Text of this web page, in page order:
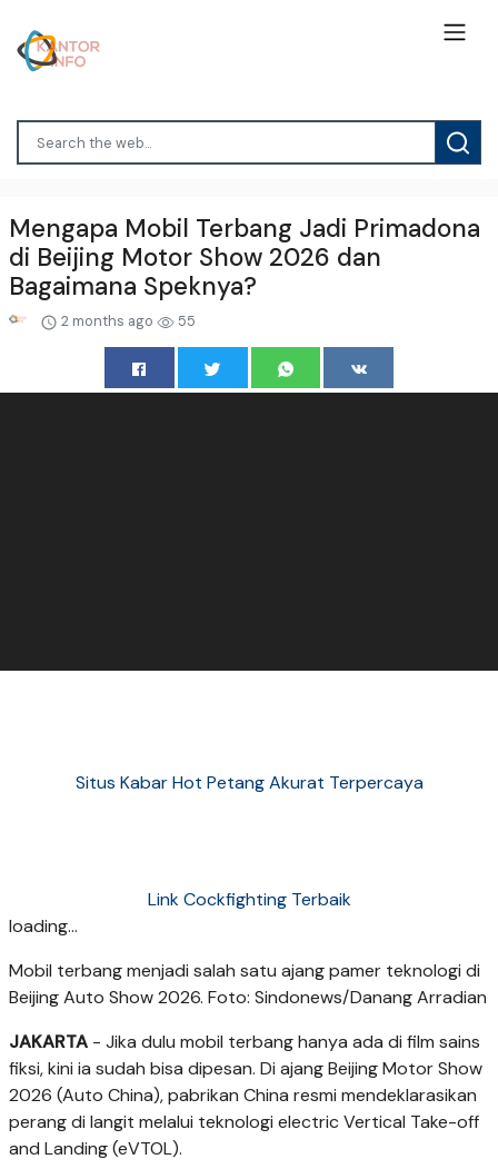
Mengapa Mobil Terbang Jadi Primadona
di Beijing Motor Show 2026 dan
Bagaimana Speknya?
2 months ago 55
Situs Kabar Hot Petang Akurat Terpercaya
Link Cockfighting Terbaik
loading...
Mobil terbang menjadi salah satu ajang pamer teknologi di
Beijing Auto Show 2026. Foto: Sindonews/Danang Arradian
JAKARTA - Jika dulu mobil terbang hanya ada di film sains
fiksi, kini ia sudah bisa dipesan. Di ajang Beijing Motor Show
2026 (Auto China), pabrikan China resmi mendeklarasikan
perang di langit melalui teknologi electric Vertical Take-off
and Landing (eVTOL).